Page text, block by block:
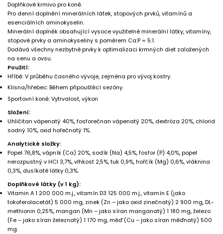
Doplňkové krmivo pro koně.
Pro denní doplnění minerálních látek, stopových prvků, vitamínů a
esenciálních aminokyselin.
Minerální doplněk obsahující vysoce využitelné minerální látky, vitamíny,
stopové prvky a aminokyseliny s poměrem Ca:P = 5:1.
Dodává všechny nezbytné prvky k optimalizaci krmných diet založených
na senu a ovsu.
Použití:
Hříbě: V průběhu časného vývoje, zejména pro vývoj kostry.
Klisna/hřebec: Během připouštěcí sezóny.
Sportovní koně: Vytrvalost, výkon
Složení:
Uhličitan vápenatý 40%, fosforečnan vápenatý 20%, dextróza 20%, chlorid
sodný 10%, oxid hořečnatý 1%.
Analytické složky:
Popel 76,8%, vápník (Ca) 20%, sodík (Na) 4,5%, fosfor (P) 4,0%, popel
nerozpustný v HCl 3,7%, vlhkost 2,5%, tuk 0,9%, hořčík (Mg) 0,6%, vláknina
0,3%, dusíkaté látky 0,3%.
Doplňkové látky (v 1 kg):
Vitamin A 1 200 000 m.j., vitamín D3 125 000 m.j., vitamín E (jako
tokoferolacetát) 5 000 mg, zinek (Zn – jako oxid zinečnatý) 2 900 mg, DL-
methionin 0,25%, mangan (Mn – jako síran manganatý) 1 180 mg, železo
(Fe – jako síran železnatý) 1 170 mg, měď (Cu – jako síran měďnatý) 500
mg.